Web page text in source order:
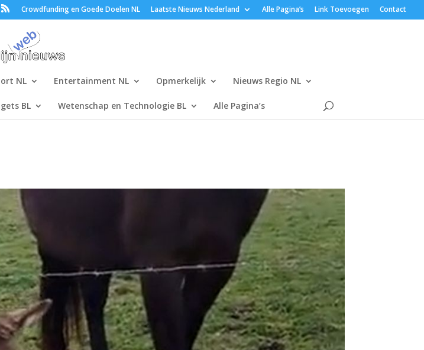
Crowdfunding en Goede Doelen NL Laatste Nieuws Nederland Alle Pagina’s Link Toevoegen Contact
NL Entertainment NL Opmerkelijk Nieuws Regio NL
BL Wetenschap en Technologie BL Alle Pagina’s